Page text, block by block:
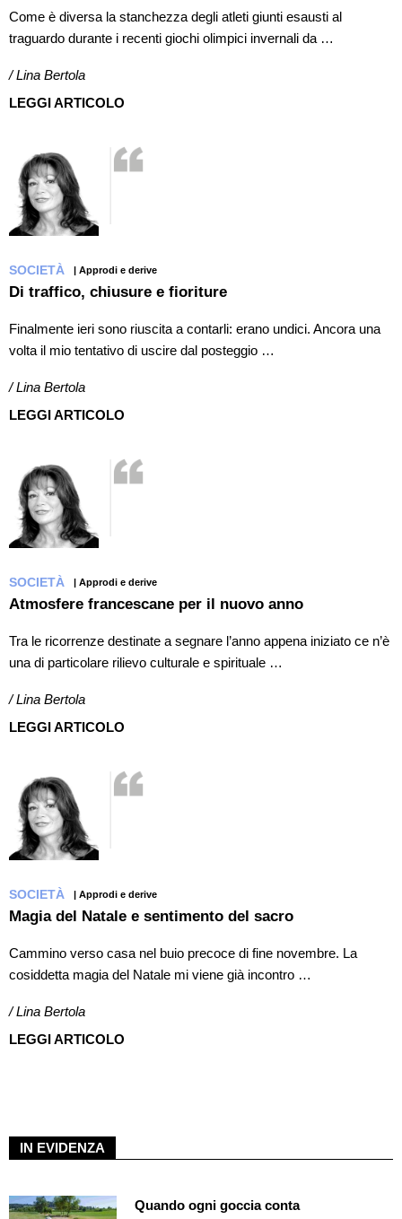
Come è diversa la stanchezza degli atleti giunti esausti al
traguardo durante i recenti giochi olimpici invernali da …
/ Lina Bertola
LEGGI ARTICOLO
SOCIETÀ | Approdi e derive
Di traffico, chiusure e fioriture
Finalmente ieri sono riuscita a contarli: erano undici. Ancora una
volta il mio tentativo di uscire dal posteggio …
/ Lina Bertola
LEGGI ARTICOLO
SOCIETÀ | Approdi e derive
Atmosfere francescane per il nuovo anno
Tra le ricorrenze destinate a segnare l’anno appena iniziato ce n’è
una di particolare rilievo culturale e spirituale …
/ Lina Bertola
LEGGI ARTICOLO
SOCIETÀ | Approdi e derive
Magia del Natale e sentimento del sacro
Cammino verso casa nel buio precoce di fine novembre. La
cosiddetta magia del Natale mi viene già incontro …
/ Lina Bertola
LEGGI ARTICOLO
IN EVIDENZA
Quando ogni goccia conta